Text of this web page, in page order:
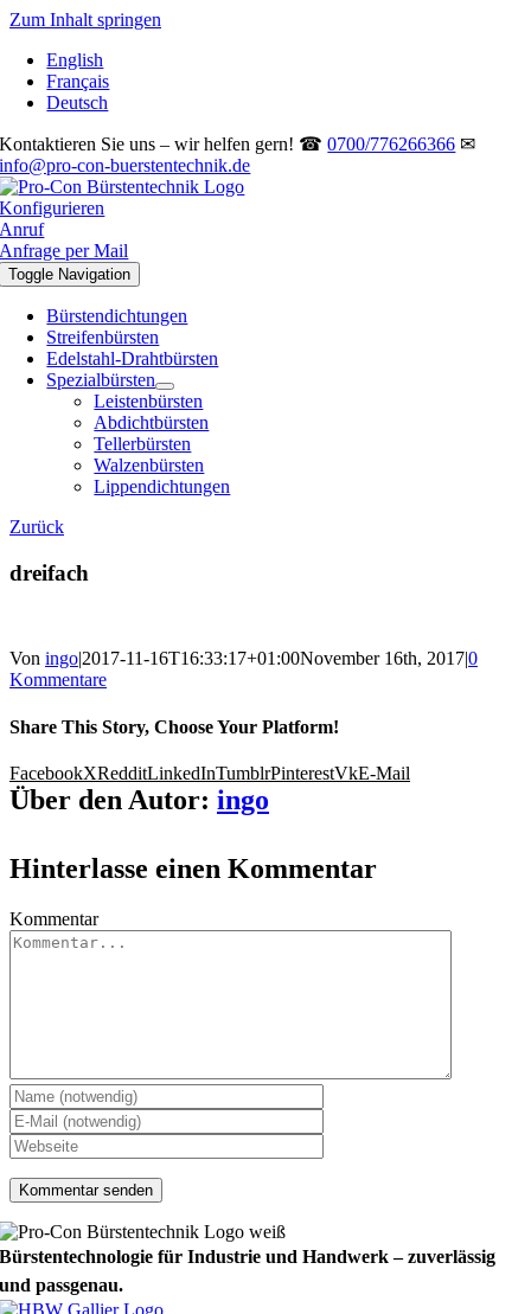
Zum Inhalt springen
English
Français
Deutsch
Kontaktieren Sie uns – wir helfen gern! ☎0700/776266366 ✉
info@pro-con-buerstentechnik.de
Konfigurieren
Anruf
Anfrage per Mail
Toggle Navigation
Bürstendichtungen
Streifenbürsten
Edelstahl-Drahtbürsten
Spezialbürsten
Leistenbürsten
Abdichtbürsten
Tellerbürsten
Walzenbürsten
Lippendichtungen
Zurück
dreifach
Von ingo|2017-11-16T16:33:17+01:00November 16th, 2017|0
Kommentare
Share This Story, Choose Your Platform!
FacebookXRedditLinkedInTumblrPinterestVkE-Mail
Über den Autor: ingo
Hinterlasse einen Kommentar
Kommentar
Bürstentechnologie für Industrie und Handwerk – zuverlässig
und passgenau.